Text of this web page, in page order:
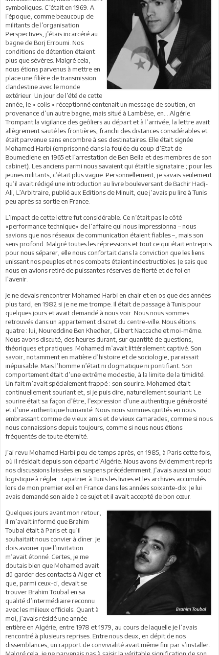
symboliques. C’était en 1969. A
l’époque, comme beaucoup de
militants de l’organisation
Perspectives, j’étais incarcéré au
bagne de Borj Erroumi. Nos
conditions de détention étaient
plus que sévères. Malgré cela,
nous étions parvenus à mettre en
place une filière de transmission
clandestine avec le monde
extérieur. Un jour de l’été de cette
année, le « colis » réceptionné contenait un message de soutien, en
provenance d’un autre bagne, mais situé à Lambèse, en… Algérie.
Trompant la vigilance des geôliers au départ et à l’arrivée, la lettre avait
allègrement sauté les frontières, franchi des distances considérables et
était parvenue sans encombre à ses destinataires. Elle était signée
Mohamed Harbi (emprisonné dans la foulée du coup d’Etat de
Boumediene en 1965 et l’arrestation de Ben Bella et des membres de son
cabinet). Les anciens parmi nous savaient qui était le signataire ; pour les
jeunes militants, c’était plus vague. Personnellement, je savais seulement
qu’il avait rédigé une introduction au livre bouleversant de Bachir Hadj-
Ali, L’Arbitraire, publié aux Editions de Minuit, que j’avais pu lire à Tunis
peu après sa sortie en France.
L’impact de cette lettre fut considérable. Ce n’était pas le côté
«performance technique» de l’affaire qui nous impressionna – nous
savions que nos réseaux de communication étaient fiables –, mais son
sens profond. Malgré toutes les répressions et tout ce qui était entrepris
pour nous séparer, elle nous confortait dans la conviction que les liens
unissant nos peuples et nos combats étaient indestructibles. Je sais que
nous en avions retiré de puissantes réserves de fierté et de foi en
l’avenir.
Je ne devais rencontrer Mohamed Harbi en chair et en os que des années
plus tard, en 1982 si je ne me trompe. Il était de passage à Tunis pour
quelques jours et avait demandé à nous voir. Nous nous sommes
retrouvés dans un appartement discret du centre-ville. Nous étions
quatre : lui, Noureddine Ben Khedher, Gilbert Naccache et moi-même.
Nous avons discuté, des heures durant, sur quantité de questions,
théoriques et pratiques. Mohamed m’avait littéralement captivé. Son
savoir, notamment en matière d’histoire et de sociologie, paraissait
inépuisable. Mais l’homme n’était ni dogmatique ni pontifiant. Son
comportement était d’une extrême modestie, à la limite de la timidité.
Un fait m’avait spécialement frappé : son sourire. Mohamed était
continuellement souriant et, si je puis dire, naturellement souriant. Le
sourire était sa façon d’être, l’expression d’une authentique générosité
et d’une authentique humanité. Nous nous sommes quittés en nous
embrassant comme de vieux amis et de vieux camarades, comme si nous
nous connaissions depuis toujours, comme si nous nous étions
fréquentés de toute éternité.
J’ai revu Mohamed Harbi peu de temps après, en 1985, à Paris cette fois,
où il résidait depuis son départ d’Algérie. Nous avons évidemment repris
nos discussions laissées en suspens précédemment. J’avais aussi un souci
logistique à régler : rapatrier à Tunis les livres et les archives accumulés
lors de mon premier exil en France dans les années soixante-dix. Je lui
avais demandé son aide à ce sujet et il avait accepté de bon cœur.
Quelques jours avant mon retour,
il m’avait informé que Brahim
Toubal était à Paris et qu’il
souhaitait nous convier à dîner. Je
dois avouer que l’invitation
m’avait étonné. Certes, je me
doutais bien que Mohamed avait
dû garder des contacts à Alger et
que, parmi ceux-ci, devait se
trouver Brahim Toubal en sa
qualité d’intermédiaire reconnu
avec les milieux officiels. Quant à
moi, j’avais résidé une année
entière en Algérie, entre 1978 et 1979, au cours de laquelle je l’avais
rencontré à plusieurs reprises. Entre nous deux, en dépit de nos
dissemblances, un rapport de convivialité avait même fini par s’installer.